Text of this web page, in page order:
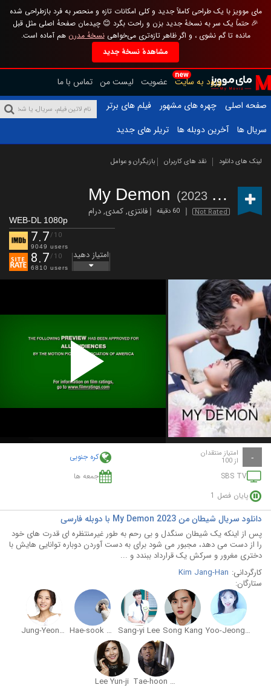
مای موویز با یک طراحی کاملاً جدید و کلی امکانات تازه و منحصر به فرد بازطراحی شده
🎉 حتماً یک سر به نسخهٔ جدید بزن و راحت بگرد 😊 چیدمان صفحهٔ اصلی مثل قبل
مانده تا گم نشوی ، و اگر ظاهر تازه‌تری می‌خواهینسخهٔ مدرن هم آماده است.
مشاهدهٔ نسخهٔ جدید
new
ورود به سایت عضویت لیست من تماس با ما
صفحه اصلی
چهره های مشهور
فیلم های برتر
سریال ها
آخرین دوبله ها تریلر های جدید
لینک های دانلود نقد های کاربران بازیگران و عوامل
My Demon (2023 – )
Not Rated 60 دقیقه فانتزی,کمدی,درام
WEB-DL 1080p
7.7/10
9049 users
8.7/10
6810 users
امتیاز دهید
Play
Video
- امتیاز منتقدان
از 100
کره جنوبی
SBS TV
جمعه ها
پایان فصل 1
دانلود سریال شیطان من My Demon 2023 با دوبله فارسی
پس از اینکه یک شیطان سنگدل و بی رحم به طور غیرمنتظره ای قدرت های خود
را از دست می دهد، مجبور می شود برای به دست آوردن دوباره توانایی هایش با
دختری مغرور و سرکش یک قرارداد ببندد و ...
کارگردانی: Kim Jang-Han
ستارگان:
Yoo-Jeong Kim
Song Kang
Sang-yi Lee
Hae-sook Kim
Jung-Yeon Seo
Tae-hoon Kim
Lee Yun-ji